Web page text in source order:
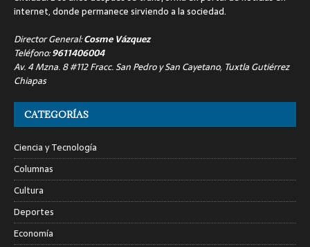
internet, donde permanece sirviendo a la sociedad.
Director General:Cosme Vázquez
Teléfono:9611406004
Av. 4 Mzna. 8 #112 Fracc. San Pedro y San Cayetano, Tuxtla Gutiérrez
Chiapas
CATEGORÍAS
Ciencia y Tecnología
Columnas
Cultura
Deportes
Economía